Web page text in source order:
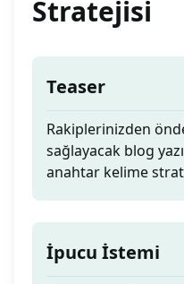
Stratejisi
Teaser
Rakiplerinizden
sağlayacak blog
anahtar kelime
İpucu İstemi